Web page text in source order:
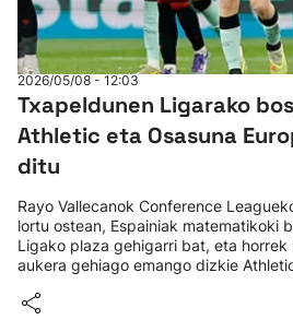
2026/05/08 - 12:03
Txapeldunen Ligarako
Athletic eta Osasuna
ditu
Rayo Vallecanok Conference
lortu ostean, Espainiak matematikoki
Ligako plaza gehigarri bat, eta horrek
aukera gehiago emango dizkie